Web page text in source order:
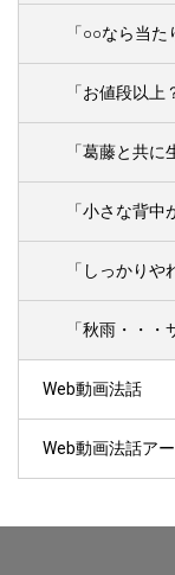
「○○なら当た
「お値段以上
「葛藤と共に
「小さな背中
「しっかりや
「秋雨・・・
Web動画法話
Web動画法話ア